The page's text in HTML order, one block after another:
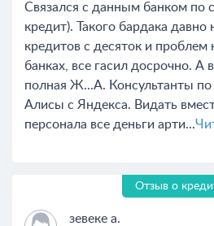
Связался с данным банком по
кредит). Такого бардака
кредитов с десяток и проблем
банках, все гасил досрочно. А
полная Ж...А. Консультанты по
Алисы с Яндекса. Видать
персонала все деньги арти...
Отзыв о
зевеке а.